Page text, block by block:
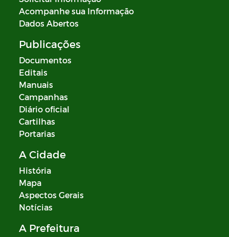
Acompanhe sua Informação
Dados Abertos
Publicações
Documentos
Editais
Manuais
Campanhas
Diário oficial
Cartilhas
Portarias
A Cidade
História
Mapa
Aspectos Gerais
Notícias
A Prefeitura